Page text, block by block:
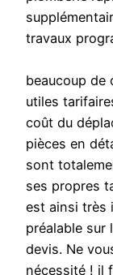
travaux
beaucoup de
utiles
coût du
pièces en
sont
ses propres
est ainsi très
préalable sur
devis. Ne
nécessité ! il